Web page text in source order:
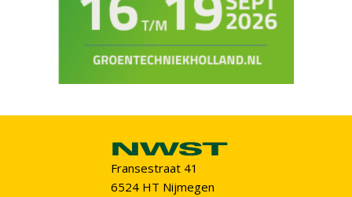
Fransestraat 41
6524 HT Nijmegen